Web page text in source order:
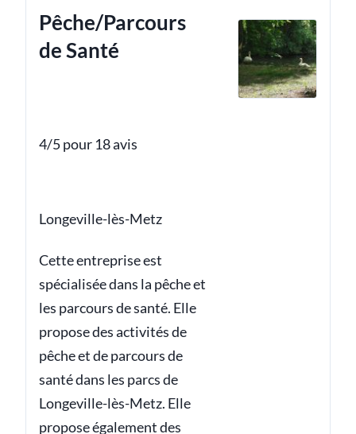
Pêche/Parcours
de Santé
4/5 pour 18 avis
Longeville-lès-Metz
Cette entreprise est
spécialisée dans la pêche et
les parcours de santé. Elle
propose des activités de
pêche et de parcours de
santé dans les parcs de
Longeville-lès-Metz. Elle
propose également des